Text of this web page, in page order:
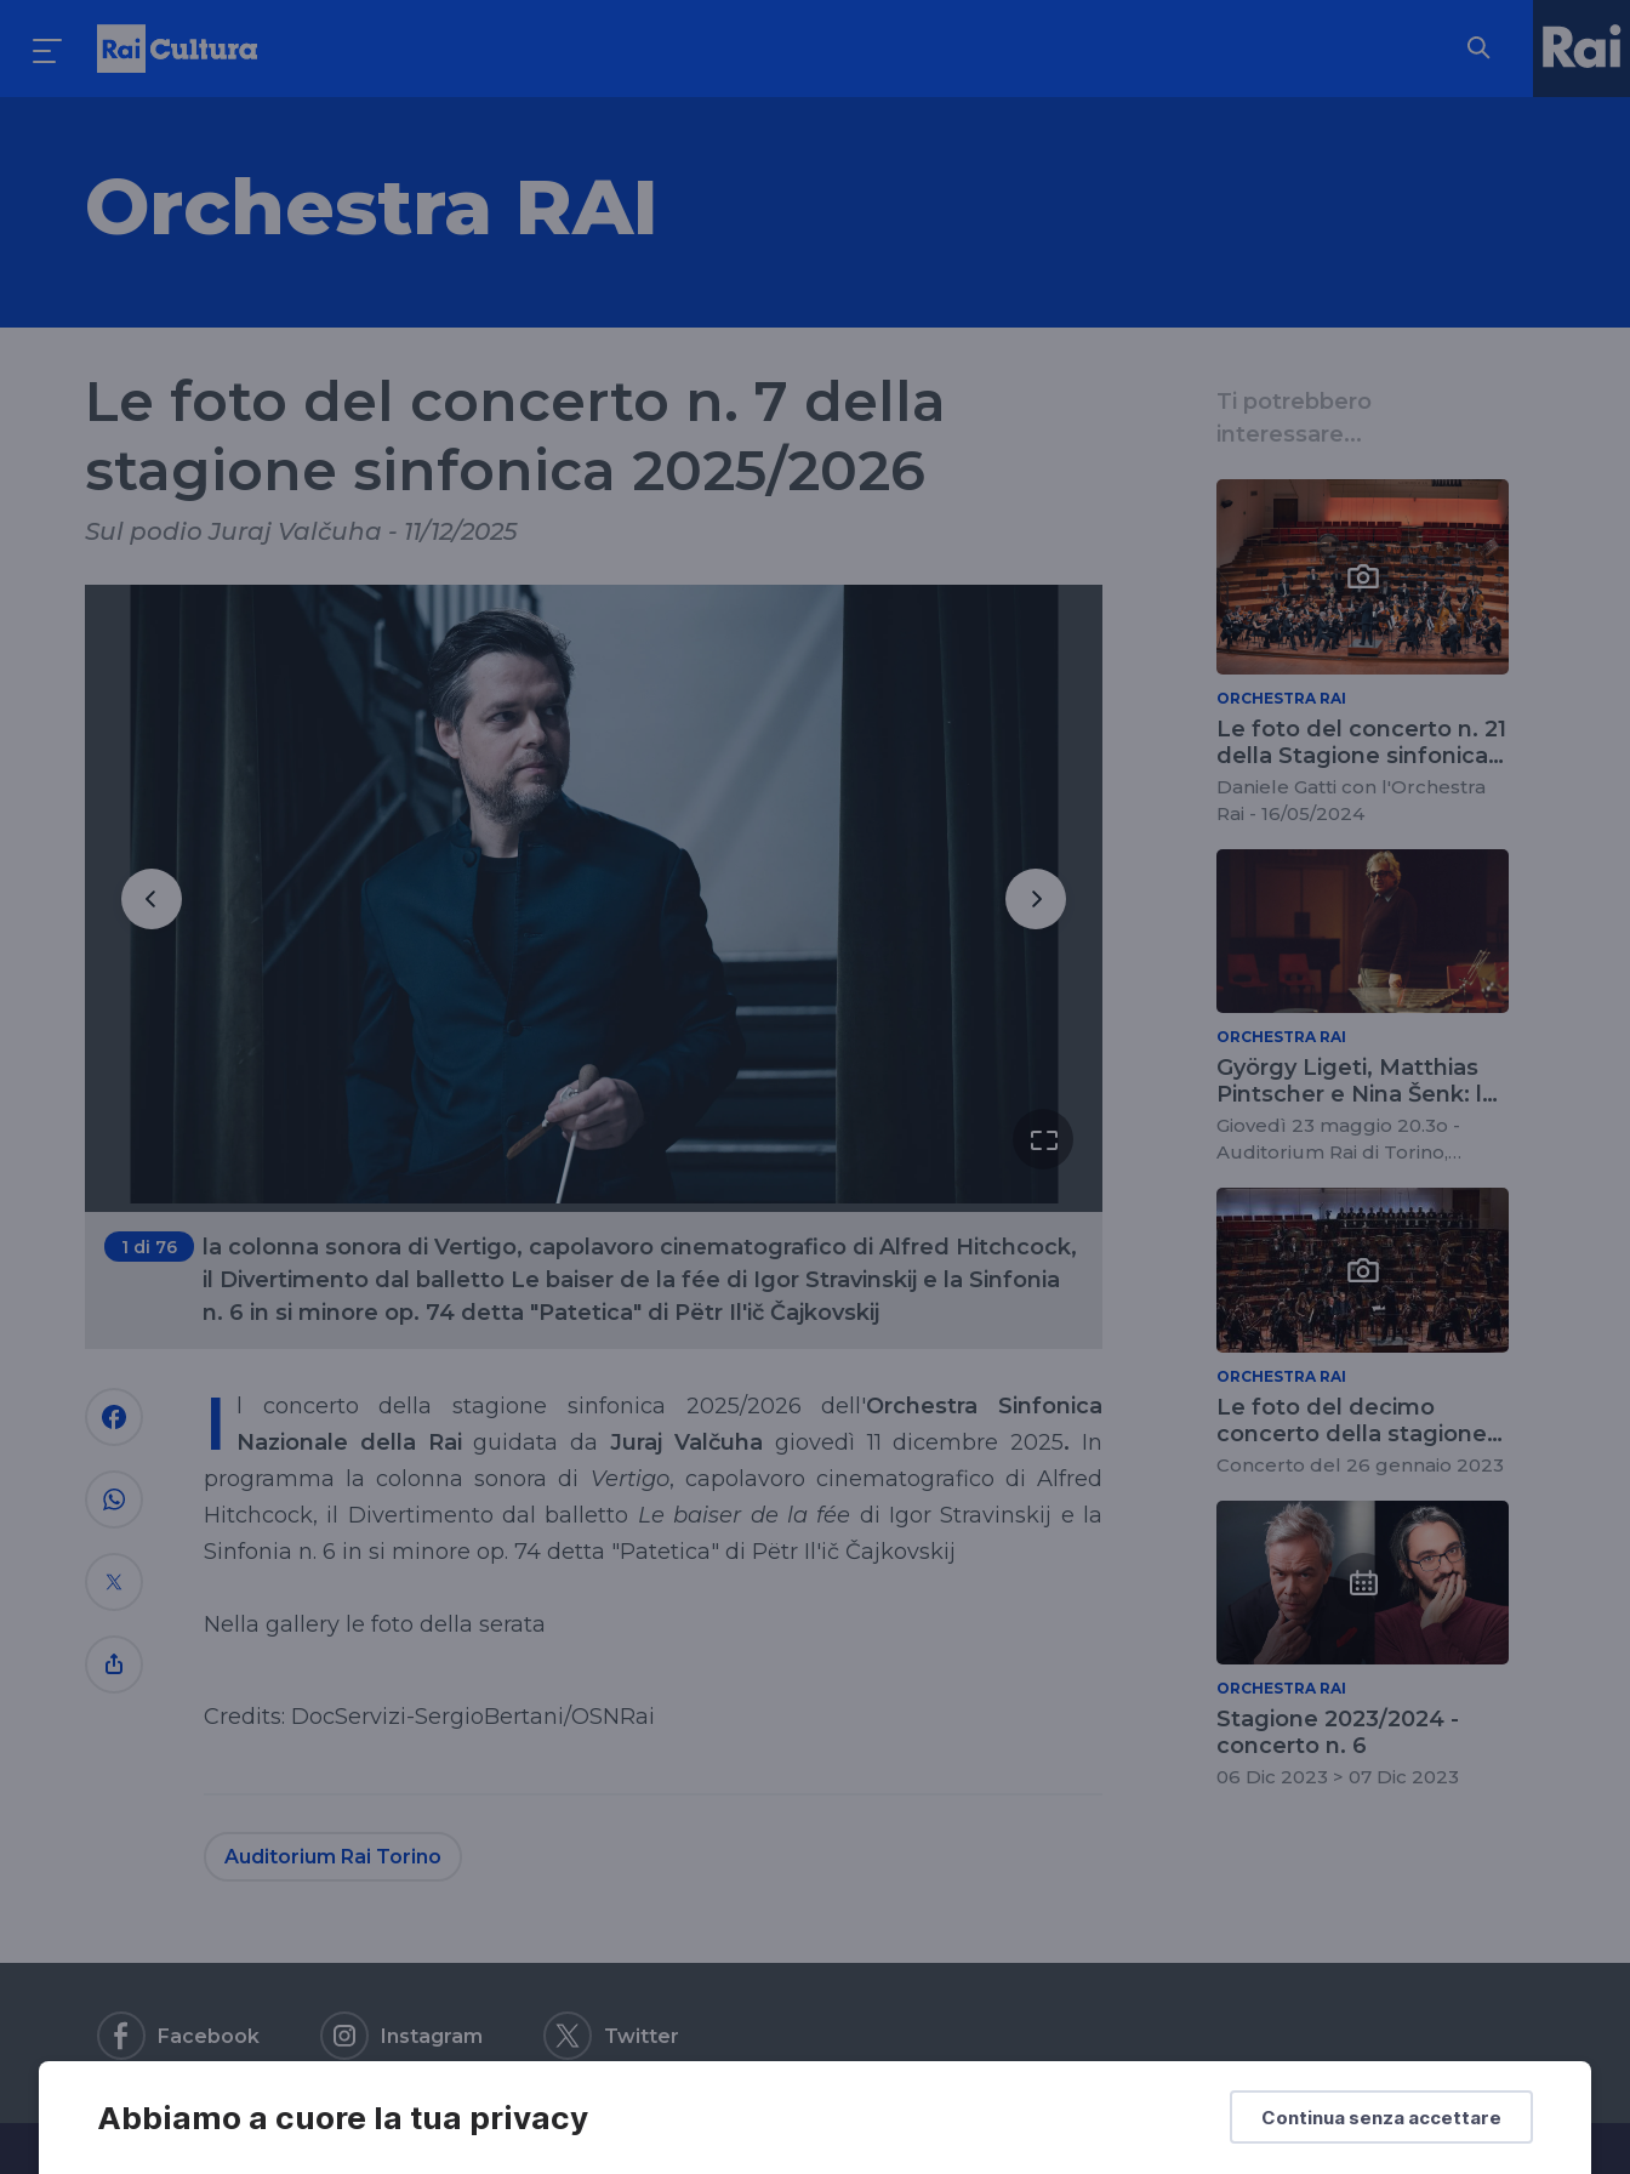
Continua senza accettare
Abbiamo a cuore la tua privacy
Orchestra RAI
Le foto del concerto n. 7 della
stagione sinfonica 2025/2026
Sul podio Juraj Valčuha - 11/12/2025
1 di 76
la colonna sonora di Vertigo, capolavoro cinematografico di Alfred Hitchcock,
il Divertimento dal balletto Le baiser de la fée di Igor Stravinskij e la Sinfonia
n. 6 in si minore op. 74 detta "Patetica" di Pëtr Il'ič Čajkovskij
I l concerto della stagione sinfonica 2025/2026 dell'Orchestra Sinfonica
Nazionale della Rai guidata daJuraj Valčuha giovedì 11 dicembre 2025. In
programma la colonna sonora di Vertigo, capolavoro cinematografico di Alfred
Hitchcock, il Divertimento dal balletto Le baiser de la fée di Igor Stravinskij e la
Sinfonia n. 6 in si minore op. 74 detta "Patetica" di Pëtr Il'ič Čajkovskij
Nella gallery le foto della serata
Credits: DocServizi-SergioBertani/OSNRai
Auditorium Rai Torino
Ti potrebbero
interessare...
ORCHESTRA RAI
Le foto del concerto n. 21
della Stagione sinfonica
2023/2024
Daniele Gatti con l'Orchestra
Rai - 16/05/2024
ORCHESTRA RAI
György Ligeti, Matthias
Pintscher e Nina Šenk: le
note di sala di Daniele
Spini
Giovedì 23 maggio 20.3o -
Auditorium Rai di Torino,
ORCHESTRA RAI
Le foto del decimo
concerto della stagione
2022/2023 dell'Orchestra
Concerto del 26 gennaio 2023
ORCHESTRA RAI
Stagione 2023/2024 -
concerto n. 6
06 Dic 2023 > 07 Dic 2023
Facebook Instagram Twitter